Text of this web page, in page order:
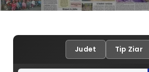
Judet Tip Ziar